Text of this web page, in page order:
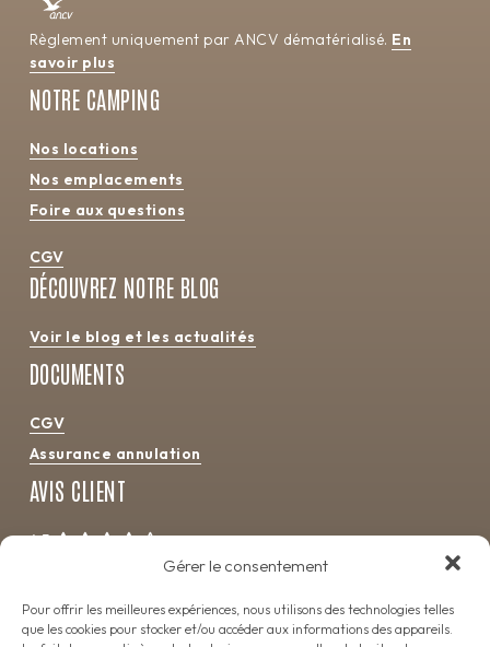
Gérer le consentement
Pour offrir les meilleures expériences, nous utilisons des technologies telles
que les cookies pour stocker et/ou accéder aux informations des appareils.
Règlement uniquement par ANCV dématérialisé. En
savoir plus
NOTRE CAMPING
Nos locations
Nos emplacements
Foire aux questions
CGV
DÉCOUVREZ NOTRE BLOG
Voir le blog et les actualités
DOCUMENTS
CGV
Assurance annulation
AVIS CLIENT
4.5